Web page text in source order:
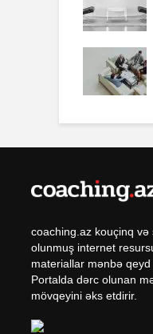
coaching.az kouçinq və
olunmuş internet
materiallar mənbə
Portalda dərc olunan
mövqeyini əks etdirir.